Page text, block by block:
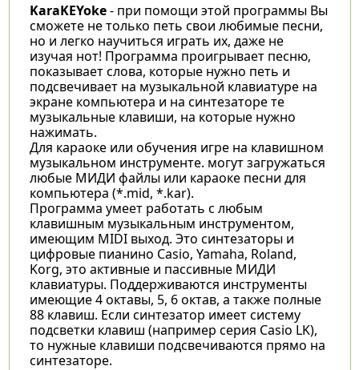
KaraKEYoke- при помощи этой программы Вы
сможете не только петь свои любимые песни,
но и легко научиться играть их, даже не
изучая нот! Программа проигрывает песню,
показывает слова, которые нужно петь и
подсвечивает на музыкальной клавиатуре на
экране компьютера и на синтезаторе те
музыкальные клавиши, на которые нужно
нажимать.
Для караоке или обучения игре на клавишном
музыкальном инструменте. могут загружаться
любые МИДИ файлы или караоке песни для
компьютера (*.mid, *.kar).
Программа умеет работать с любым
клавишным музыкальным инструментом,
имеющим MIDI выход. Это синтезаторы и
цифровые пианино Casio, Yamaha, Roland,
Korg, это активные и пассивные МИДИ
клавиатуры. Поддерживаются инструменты
имеющие 4 октавы, 5, 6 октав, а также полные
88 клавиш. Если синтезатор имеет систему
подсветки клавиш (например серия Casio LK),
то нужные клавиши подсвечиваются прямо на
синтезаторе.